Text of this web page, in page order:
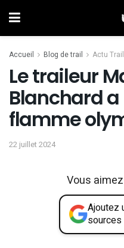
Accueil Blog de trail Actu Trail
Le traileur
Blanchard
flamme
22 juillet 2024
Vous
Ajoutez